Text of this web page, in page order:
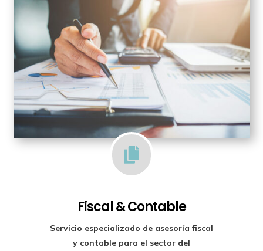

Fiscal & Contable
Servicio especializado de asesoría fiscal
y contable para el sector del